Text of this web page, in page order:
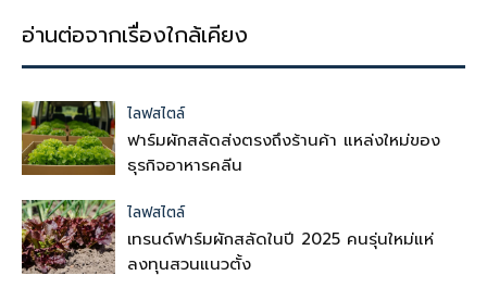
อ่านต่อจากเรื่องใกล้เคียง
ไลฟสไตล์
ฟาร์มผักสลัดส่งตรงถึงร้านค้า แหล่งใหม่ของ
ธุรกิจอาหารคลีน
ไลฟสไตล์
เทรนด์ฟาร์มผักสลัดในปี 2025 คนรุ่นใหม่แห่
ลงทุนสวนแนวตั้ง